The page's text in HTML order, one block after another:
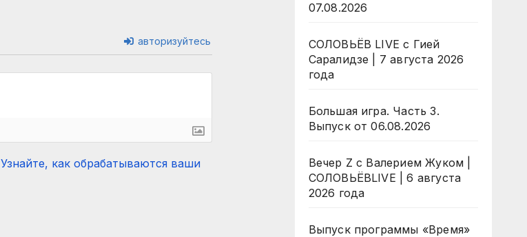
авторизуйтесь
Узнайте, как обрабатываются ваши
07.08.2026
СОЛОВЬЁВ LIVE с Гией
Саралидзе | 7 августа 2026
года
Большая игра. Часть 3.
Выпуск от 06.08.2026
Вечер Z с Валерием Жуком |
СОЛОВЬЁВLIVE | 6 августа
2026 года
Выпуск программы «Время»